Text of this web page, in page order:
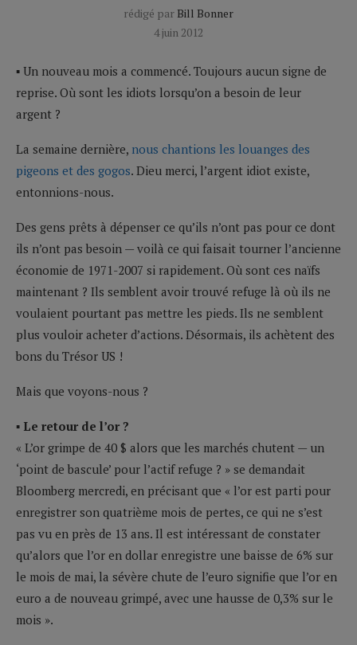
rédigé par Bill Bonner
4 juin 2012
▪ Un nouveau mois a commencé. Toujours aucun signe de
reprise. Où sont les idiots lorsqu’on a besoin de leur
argent ?
La semaine dernière, nous chantions les louanges des
pigeons et des gogos. Dieu merci, l’argent idiot existe,
entonnions-nous.
Des gens prêts à dépenser ce qu’ils n’ont pas pour ce dont
ils n’ont pas besoin — voilà ce qui faisait tourner l’ancienne
économie de 1971-2007 si rapidement. Où sont ces naïfs
maintenant ? Ils semblent avoir trouvé refuge là où ils ne
voulaient pourtant pas mettre les pieds. Ils ne semblent
plus vouloir acheter d’actions. Désormais, ils achètent des
bons du Trésor US !
Mais que voyons-nous ?
▪ Le retour de l’or ?
« L’or grimpe de 40 $ alors que les marchés chutent — un
‘point de bascule’ pour l’actif refuge ? » se demandait
Bloomberg mercredi, en précisant que « l’or est parti pour
enregistrer son quatrième mois de pertes, ce qui ne s’est
pas vu en près de 13 ans. Il est intéressant de constater
qu’alors que l’or en dollar enregistre une baisse de 6% sur
le mois de mai, la sévère chute de l’euro signifie que l’or en
euro a de nouveau grimpé, avec une hausse de 0,3% sur le
mois ».